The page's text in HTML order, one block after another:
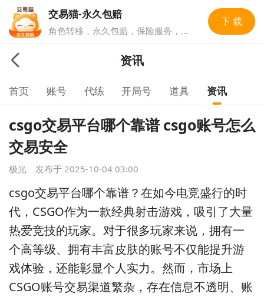
交易猫-永久包赔
角色转移，永久包赔，保险服务，实
就上交易猫，1亿玩家选择的游戏交
下 载
资讯
首页 账号 代练 开局号 道具 资讯
csgo交易平台哪个靠谱 csgo账号怎么
交易安全
极光 发布于 2025-10-04 03:00
csgo交易平台哪个靠谱？在如今电竞盛行的时
代，CSGO作为一款经典射击游戏，吸引了大量
热爱竞技的玩家。对于很多玩家来说，拥有一
个高等级、拥有丰富皮肤的账号不仅能提升游
戏体验，还能彰显个人实力。然而，市场上
CSGO账号交易渠道繁杂，存在信息不透明、账